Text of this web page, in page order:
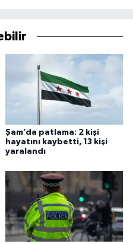
Şam’da patlama: 2 kişi
hayatını kaybetti, 13 kişi
yaralandı